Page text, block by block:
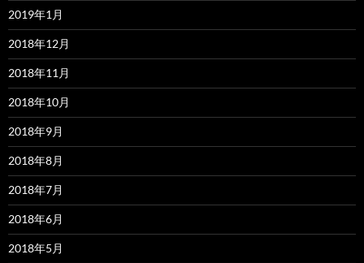
2019年1月
2018年12月
2018年11月
2018年10月
2018年9月
2018年8月
2018年7月
2018年6月
2018年5月